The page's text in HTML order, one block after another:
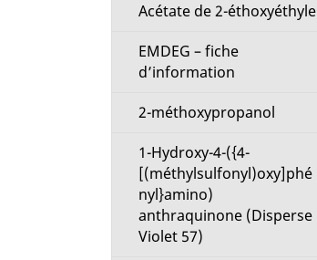
Acétate de 2-éthoxyéthyle
EMDEG – fiche
d’information
2-méthoxypropanol
1-Hydroxy-4-({4-
[(méthylsulfonyl)oxy]phé
nyl}amino)
anthraquinone (Disperse
Violet 57)